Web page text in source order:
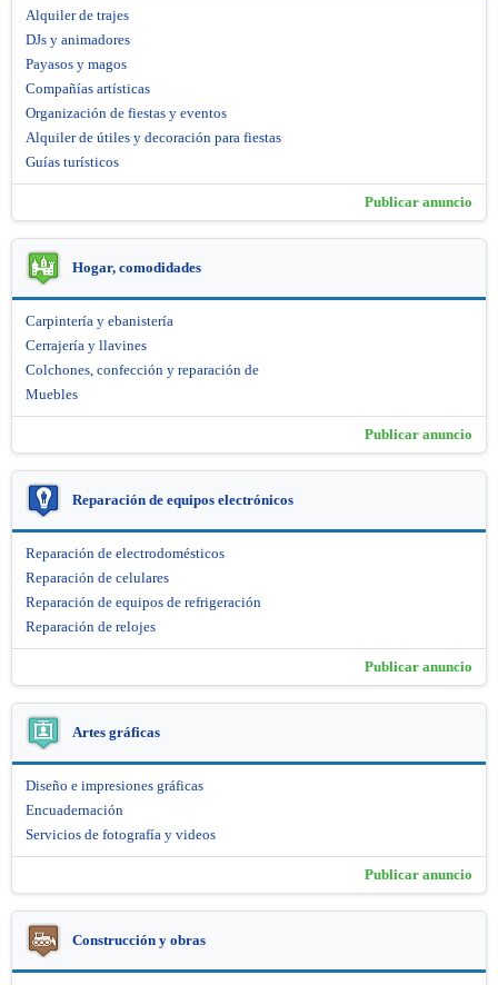
Alquiler de trajes
DJs y animadores
Payasos y magos
Compañías artísticas
Organización de fiestas y eventos
Alquiler de útiles y decoración para fiestas
Guías turísticos
Publicar anuncio
Hogar, comodidades
Carpintería y ebanistería
Cerrajería y llavines
Colchones, confección y reparación de
Muebles
Publicar anuncio
Reparación de equipos electrónicos
Reparación de electrodomésticos
Reparación de celulares
Reparación de equipos de refrigeración
Reparación de relojes
Publicar anuncio
Artes gráficas
Diseño e impresiones gráficas
Encuadernación
Servicios de fotografía y videos
Publicar anuncio
Construcción y obras